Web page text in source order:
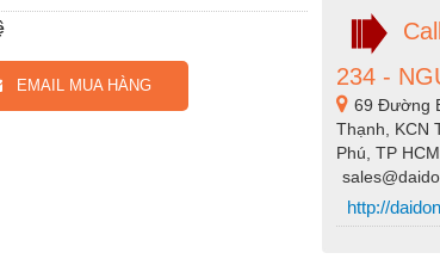
EMAIL MUA HÀNG
234 -
69 Đường
Thạnh, KCN
Phú, TP HCM
http://